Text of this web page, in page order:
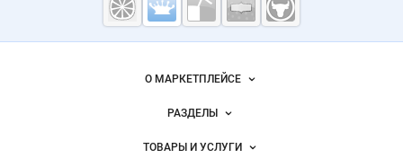
Молочная
промышленность
Milknet.ru
О МАРКЕТПЛЕЙСЕ
Новости Milknet.ru
Размещение рекламы
РАЗДЕЛЫ
Объявления
ТОВАРЫ И УСЛУГИ